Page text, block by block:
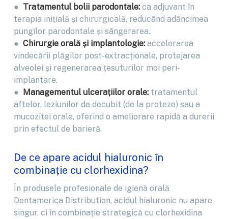
● Tratamentul bolii parodontale:ca adjuvant în
terapia inițială și chirurgicală, reducând adâncimea
pungilor parodontale și sângerarea.
● Chirurgie orală și implantologie:accelerarea
vindecării plăgilor post-extracționale, protejarea
alveolei și regenerarea țesuturilor moi peri-
implantare.
●
Managementul ulcerațiilor orale: tratamentul
aftelor, leziunilor de decubit (de la proteze) sau a
mucozitei orale, oferind o ameliorare rapidă a durerii
prin efectul de barieră.
De ce apare acidul hialuronic în
combinație cu clorhexidina?
În produsele profesionale de igienă orală
Dentamerica Distribution, acidul hialuronic nu apare
singur, ci în combinație strategică cu clorhexidina